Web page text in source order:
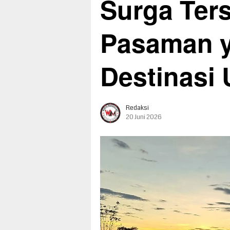
Surga
Pasaman
Destinasi
Redaksi
20 Juni 2026